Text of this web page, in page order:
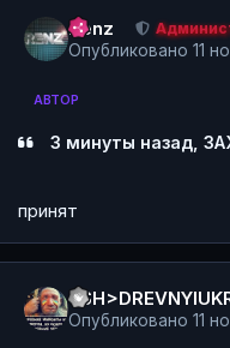
Renz
Опубликовано 11
АВТОР
3 минуты назад,
принят
Опубликовано 11